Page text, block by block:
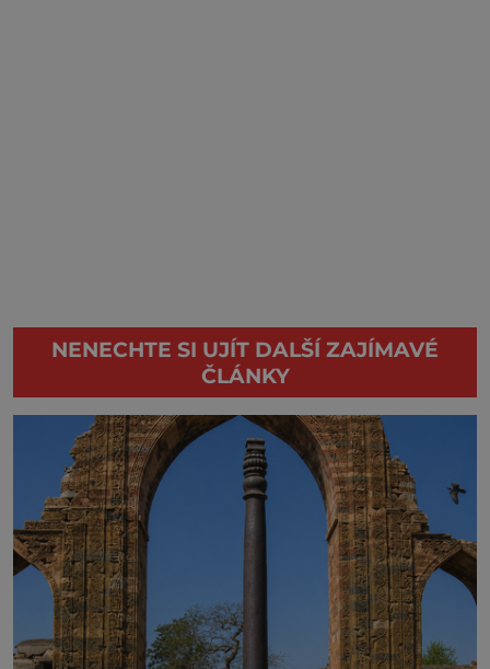
NENECHTE SI UJÍT DALŠÍ ZAJÍMAVÉ
ČLÁNKY